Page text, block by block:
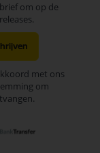
om op de
met ons
om